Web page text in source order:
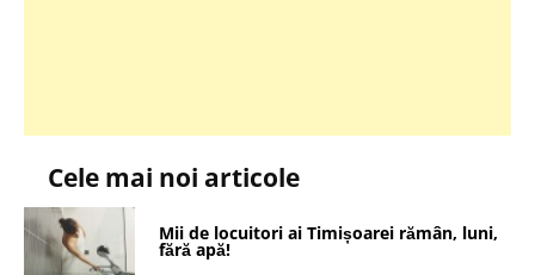
Cele mai noi articole
Mii de locuitori ai Timișoarei rămân, luni,
fără apă!